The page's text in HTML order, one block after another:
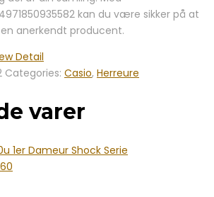
kan du være sikker på at
anerkendt producent.
Detail
Categories: Casio, Herreure
varer